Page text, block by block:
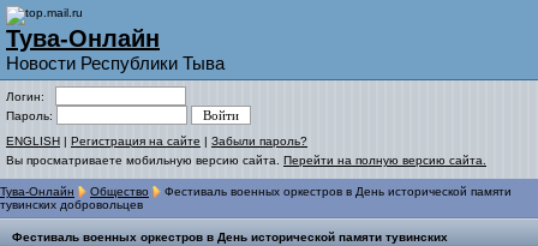
Тува-Онлайн
Новости Республики Тыва
Логин:
Пароль:
ENGLISH | Регистрация на сайте | Забыли пароль?
Вы просматриваете мобильную версию сайта. Перейти на полную версию сайта.
Тува-Онлайн Общество
Фестиваль военных оркестров в День исторической памяти
тувинских добровольцев
Фестиваль военных оркестров в День исторической памяти тувинских